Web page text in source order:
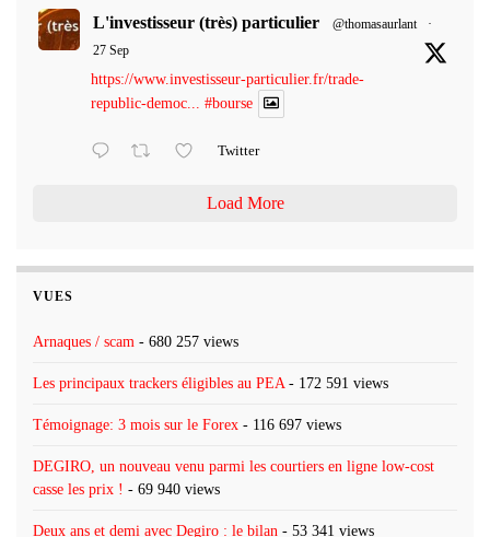
L'investisseur (très) particulier @thomasaurlant
·
27 Sep
https://www.investisseur-particulier.fr/trade-
republic-democ... #bourse
Twitter
Load More
VUES
Arnaques / scam - 680 257 views
Les principaux trackers éligibles au PEA - 172 591 views
Témoignage: 3 mois sur le Forex - 116 697 views
DEGIRO, un nouveau venu parmi les courtiers en ligne low-cost
casse les prix ! - 69 940 views
Deux ans et demi avec Degiro : le bilan - 53 341 views